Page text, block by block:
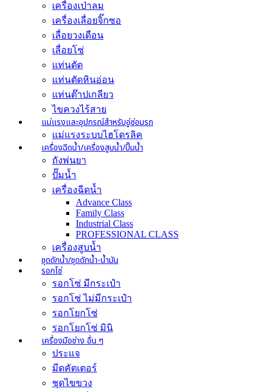
เครื่องเป่าลม
เครื่องเลื่อยจิ๊กซอ
เลื่อยวงเดือน
เลื่อยโซ่
แท่นตัด
แท่นตัดหินอ่อน
แท่นต๊าปเกลียว
ไขควงไร้สาย
แม่แรงและอุปกรณ์สำหรับอู่ซ่อมรถ
แม่แรงระบบไฮโดรลิค
เครื่องฉีดน้ำ/เครื่องสูบน้ำ/ปั๊มน้ำ
ถังพ่นยา
ปั๊มน้ำ
เครื่องฉีดน้ำ
Advance Class
Family Class
Industrial Class
PROFESSIONAL CLASS
เครื่องสูบน้ำ
ชุดดักน้ำ/ชุดดักน้ำ-น้ำมัน
รอกโซ่
รอกโซ่ มีกระเป๋า
รอกโซ่ ไม่มีกระเป๋า
รอกโยกโซ่
รอกโยกโซ่ มินิ
เครื่องมือช่าง อื่น ๆ
ประแจ
มีดคัตเตอร์
ชุดไขขวง